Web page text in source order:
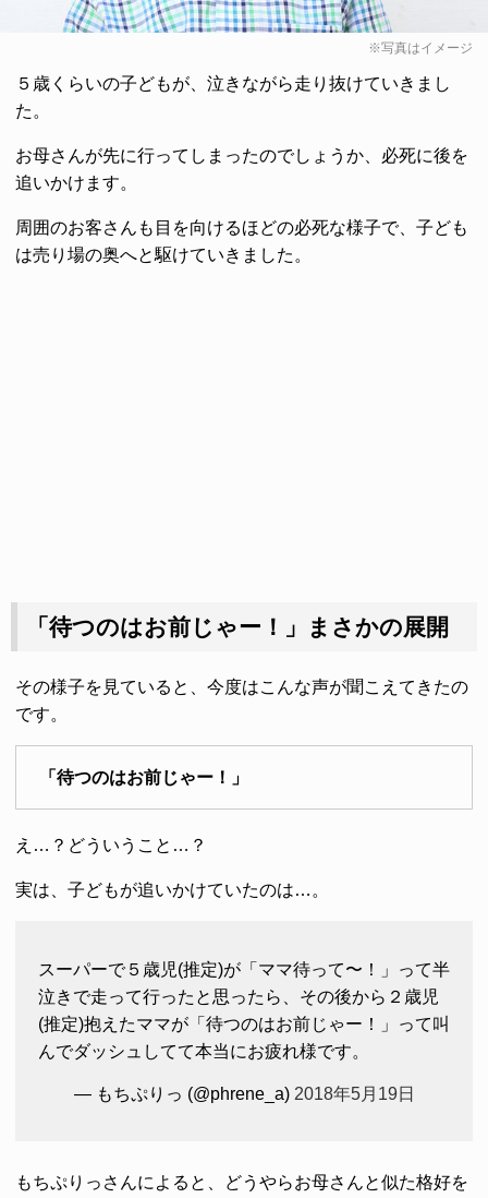
※写真はイメージ
５歳くらいの子どもが、泣きながら走り抜けていきまし
た。
お母さんが先に行ってしまったのでしょうか、必死に後を
追いかけます。
周囲のお客さんも目を向けるほどの必死な様子で、子ども
は売り場の奥へと駆けていきました。
「待つのはお前じゃー！」まさかの展開
その様子を見ていると、今度はこんな声が聞こえてきたの
です。
「待つのはお前じゃー！」
え…？どういうこと…？
実は、子どもが追いかけていたのは…。
スーパーで５歳児(推定)が「ママ待って〜！」って半
泣きで走って行ったと思ったら、その後から２歳児
(推定)抱えたママが「待つのはお前じゃー！」って叫
んでダッシュしてて本当にお疲れ様です。
— もちぷりっ (@phrene_a) 2018年5月19日
もちぷりっさんによると、どうやらお母さんと似た格好を